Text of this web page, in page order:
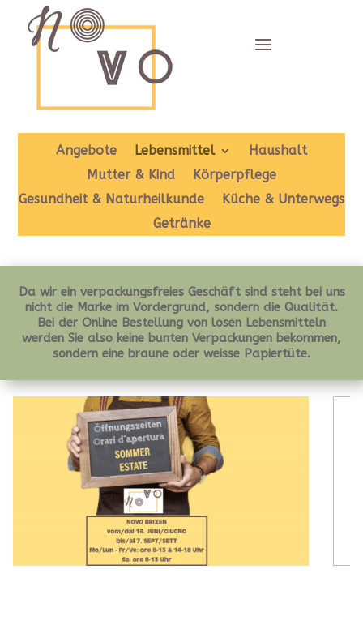
Angebote Lebensmittel
Haushalt
Mutter & Kind
Körperpflege
Gesundheit & Naturheilkunde
Küche & Unterwegs
Getränke
Da wir ein verpackungsfreies Geschäft sind steht bei uns
nicht die Marke im Vordergrund, sondern die Qualität.
Bei der Online Bestellung von losen Lebensmitteln
werden Sie also keine bunten Verpackungen bekommen,
sondern eine braune oder weisse Papiertüte.